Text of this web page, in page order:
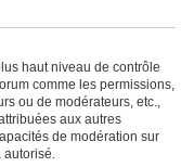
haut niveau de contrôle
comme les permissions,
ou de modérateurs, etc.,
aux autres
de modération sur
autorisé.